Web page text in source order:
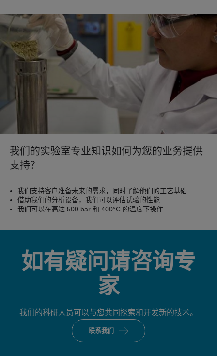
我们的实验室专业知识如何为您的业务提供
支持？
我们支持客户准备未来的需求，同时了解他们的工艺基础
借助我们的分析设备，我们可以评估试验的性能
我们可以在高达 500 bar 和 400°C 的温度下操作
如有疑问请咨询专
家
我们的科研人员可以与您共同探索和开发新的技术。
联系我们